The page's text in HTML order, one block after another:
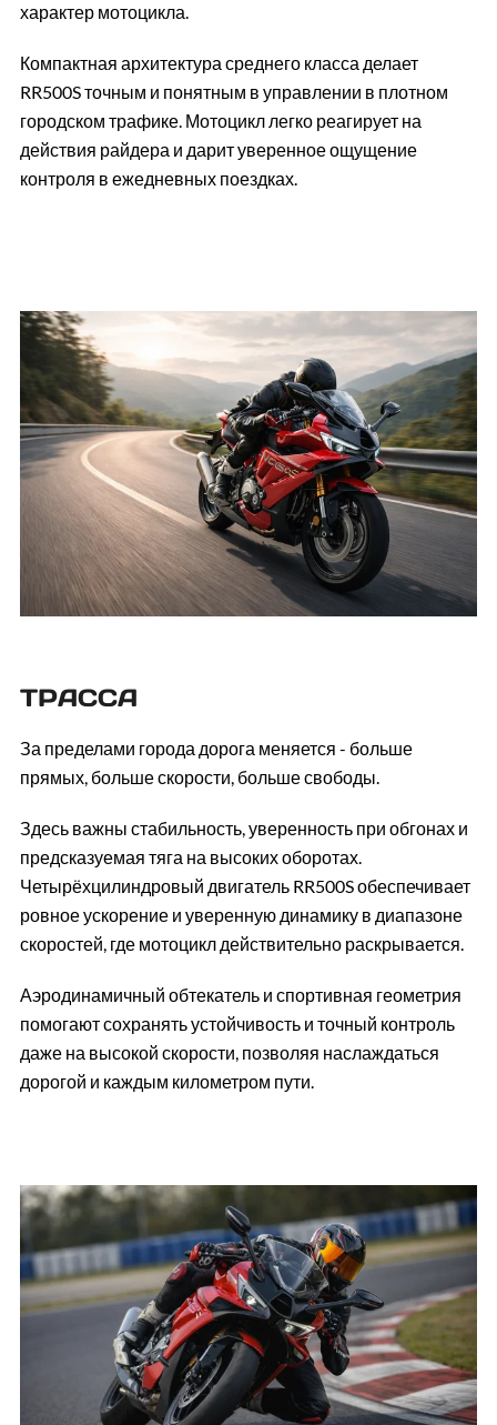
характер мотоцикла.
Компактная архитектура среднего класса делает
RR500S точным и понятным в управлении в плотном
городском трафике. Мотоцикл легко реагирует на
действия райдера и дарит уверенное ощущение
контроля в ежедневных поездках.
ТРАССА
За пределами города дорога меняется - больше
прямых, больше скорости, больше свободы.
Здесь важны стабильность, уверенность при обгонах и
предсказуемая тяга на высоких оборотах.
Четырёхцилиндровый двигатель RR500S обеспечивает
ровное ускорение и уверенную динамику в диапазоне
скоростей, где мотоцикл действительно раскрывается.
Аэродинамичный обтекатель и спортивная геометрия
помогают сохранять устойчивость и точный контроль
даже на высокой скорости, позволяя наслаждаться
дорогой и каждым километром пути.